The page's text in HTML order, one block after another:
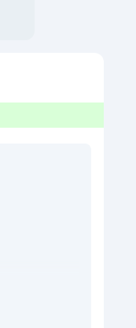
grafis